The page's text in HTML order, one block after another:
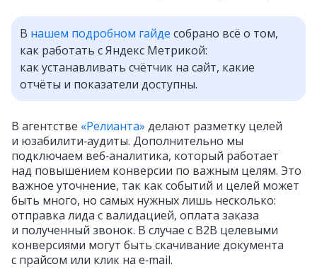
В нашем подробном гайде собрано всё о том,
как работать с Яндекс Метрикой:
как устанавливать счётчик на сайт, какие
отчёты и показатели доступны.
В агентстве «Релианта» делают разметку целей
и юзабилити‑аудиты. Дополнительно мы
подключаем веб‑аналитика, который работает
над повышением конверсии по важным целям. Это
важное уточнение, так как событий и целей может
быть много, но самых нужных лишь несколько:
отправка лида с валидацией, оплата заказа
и полученный звонок. В случае с B2B целевыми
конверсиями могут быть скачивание документа
с прайсом или клик на e‑mail.